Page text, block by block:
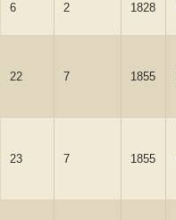
6 2 1828
22 7 1855
23 7 1855